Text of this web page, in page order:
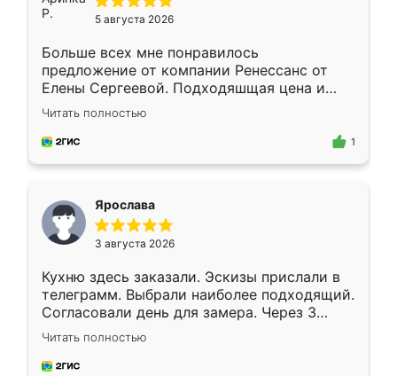
5 августа 2026
Больше всех мне понравилось
предложение от компании Ренессанс от
Елены Сергеевой. Подходяшщая цена и
короткие сроки изготовления. Приехавший
для замера сотрудник Владислав
предложил по моему эскизу самый
Читать полностью
1
Ярослава
3 августа 2026
Кухню здесь заказали. Эскизы прислали в
телеграмм. Выбрали наиболее подходящий.
Согласовали день для замера. Через 3
недели кухня была уже готова. Остались
довольны работой. Спасибо Ренессанс
мебель за качественную работу!
Читать полностью